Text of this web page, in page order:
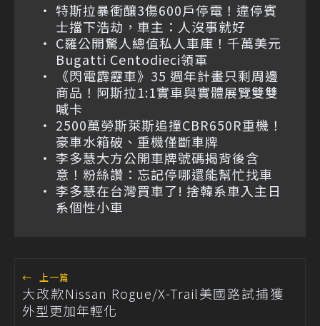
特斯拉暴衝釀3傷600戶停電！違停賓
士擋下浩劫，車主：人沒事就好
C羅公開驚人總值私人車庫！千萬美元
Bugatti Centodieci領軍
《閃電霹靂車》35 週年計畫只剩周邊
商品！阿斯拉1:1實車與實體展覽雙雙
喊卡
2500萬勞斯萊斯追撞CBR650R重機！
豪車水箱破、重機僅斷車牌
李多慧大方公開車牌號碼揭背後含
意！粉絲讚：忘記停哪還能幫忙找車
李多慧在台灣買車了! 捨韓系車入主日
系個性小車
← 上一篇
大改款Nissan Rogue/X-Trail美國路試捕獲
外型更加年輕化